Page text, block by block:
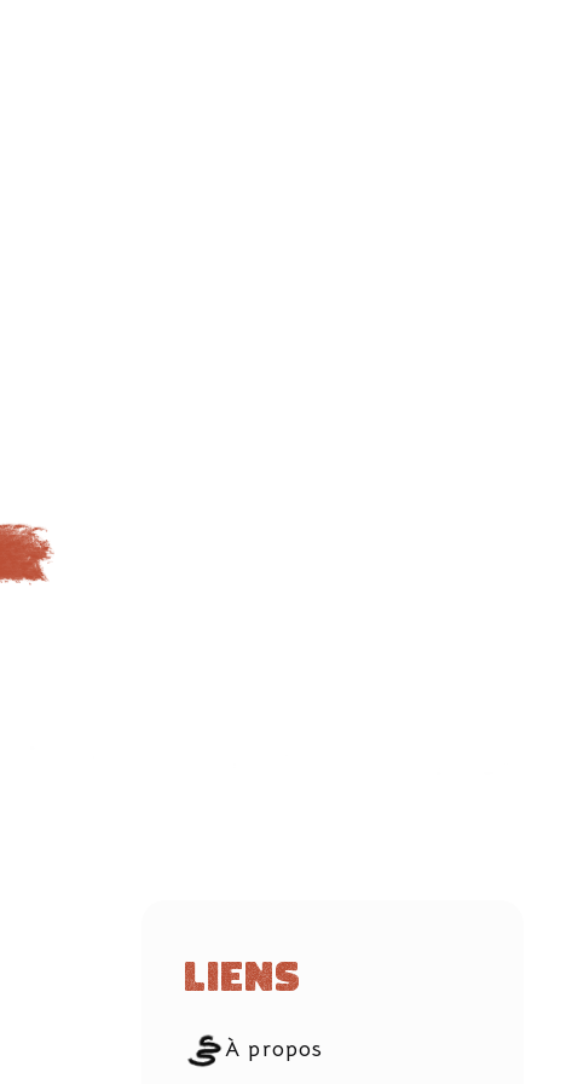
Liens
À propos